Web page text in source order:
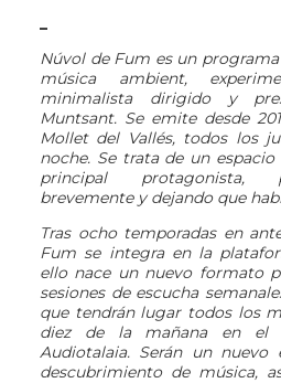
_
Núvol de Fum es un
música ambient,
minimalista dirigido y
Muntsant. Se emite desde
Mollet del Vallés, todos los
noche. Se trata de un
principal protagonista,
brevemente y dejando que
Tras ocho temporadas en
Fum se integra en la
ello nace un nuevo formato
sesiones de escucha
que tendrán lugar todos los
diez de la mañana en el
Audiotalaia. Serán un nuevo
descubrimiento de música,